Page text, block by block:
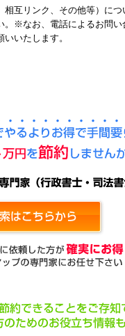
相互リンク、その他等）につ
。※なお、電話によるお問い
いたします。